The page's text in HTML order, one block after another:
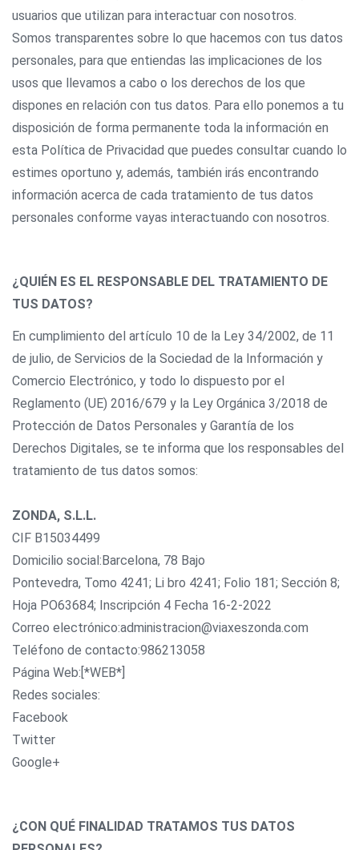
usuarios que utilizan para interactuar con nosotros.
Somos transparentes sobre lo que hacemos con tus datos
personales, para que entiendas las implicaciones de los
usos que llevamos a cabo o los derechos de los que
dispones en relación con tus datos. Para ello ponemos a tu
disposición de forma permanente toda la información en
esta Política de Privacidad que puedes consultar cuando lo
estimes oportuno y, además, también irás encontrando
información acerca de cada tratamiento de tus datos
personales conforme vayas interactuando con nosotros.
¿QUIÉN ES EL RESPONSABLE DEL TRATAMIENTO DE
TUS DATOS?
En cumplimiento del artículo 10 de la Ley 34/2002, de 11
de julio, de Servicios de la Sociedad de la Información y
Comercio Electrónico, y todo lo dispuesto por el
Reglamento (UE) 2016/679 y la Ley Orgánica 3/2018 de
Protección de Datos Personales y Garantía de los
Derechos Digitales, se te informa que los responsables del
tratamiento de tus datos somos:
ZONDA, S.L.L.
CIF B15034499
Domicilio social:Barcelona, 78 Bajo
Pontevedra, Tomo 4241; Li bro 4241; Folio 181; Sección 8;
Hoja PO63684; Inscripción 4 Fecha 16-2-2022
Correo electrónico:administracion@viaxeszonda.com
Teléfono de contacto:986213058
Página Web:[*WEB*]
Redes sociales:
Facebook
Twitter
Google+
¿CON QUÉ FINALIDAD TRATAMOS TUS DATOS